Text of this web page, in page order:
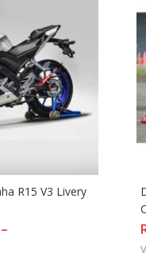
R15 V3 Livery
–